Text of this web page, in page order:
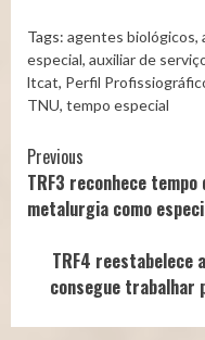
Tags: agentes biológicos,
especial, auxiliar de
ltcat, Perfil
TNU, tempo especial
Continue
Reading
Previous
TRF3 reconhece
metalurgia como
TRF4 reestabelece
consegue trabalhar